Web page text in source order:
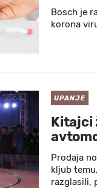
Bosch je
korona
UPANJE
Kitajci
Prodaja
kljub
razglasili,